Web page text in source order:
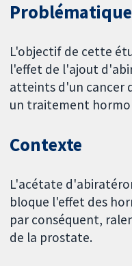
L'objectif de cette
l'effet de l'ajout
atteints d'un cancer
un traitement
Contexte
L'acétate
bloque l'effet des
par conséquent,
de la prostate.